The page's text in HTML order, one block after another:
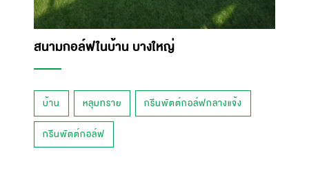
สนามกอล์ฟในบ้าน บางใหญ่
บ้าน หลุมทราย กรีนพัตต์กอล์ฟกลางแจ้ง
กรีนพัตต์กอล์ฟ